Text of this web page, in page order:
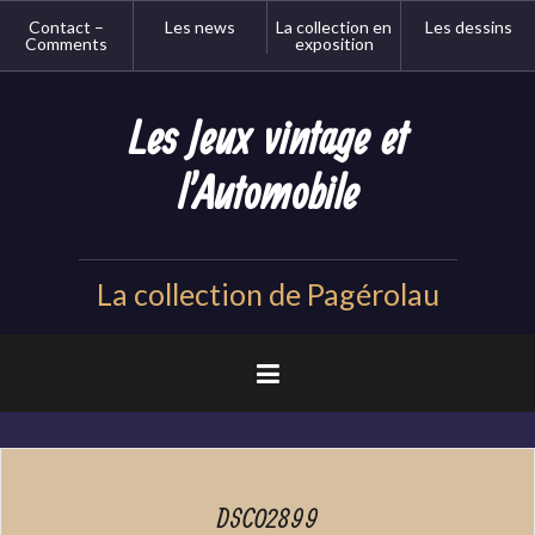
Contact –
Comments
Les news
La collection en
exposition
Les dessins
Les Jeux vintage et
l'Automobile
La collection de Pagérolau
DSC02899